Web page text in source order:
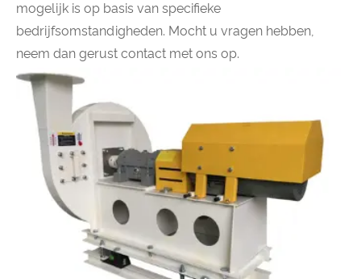
mogelijk is op basis van specifieke
bedrijfsomstandigheden. Mocht u vragen hebben,
neem dan gerust contact met ons op.